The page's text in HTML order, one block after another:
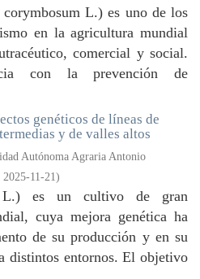
L.) es uno de los
en la agricultura mundial
comercial y social.
con la prevención de
genéticos de líneas de
y de valles altos
Autónoma Agraria Antonio
2025-11-21)
es un cultivo de gran
cuya mejora genética ha
de su producción y en su
distintos entornos. El objetivo